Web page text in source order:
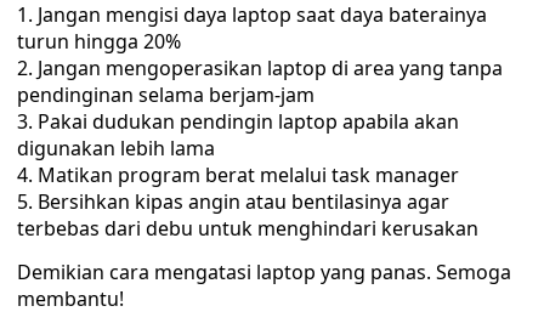
Jangan mengisi daya laptop saat daya baterainya
turun hingga 20%
Jangan mengoperasikan laptop di area yang tanpa
pendinginan selama berjam-jam
Pakai dudukan pendingin laptop apabila akan
digunakan lebih lama
Matikan program berat melalui task manager
Bersihkan kipas angin atau bentilasinya agar
terbebas dari debu untuk menghindari kerusakan
Demikian cara mengatasi laptop yang panas. Semoga
membantu!